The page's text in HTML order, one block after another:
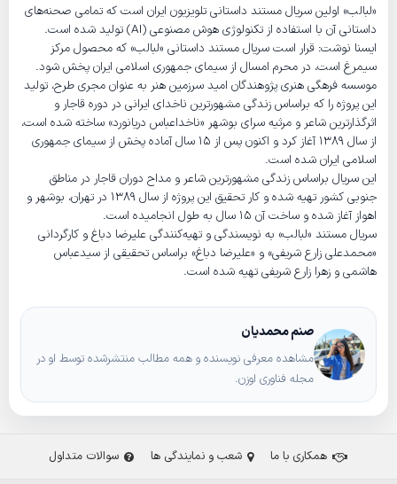
«لبالب» اولین سریال مستند داستانی تلویزیون ایران است که تمامی صحنه‌های
داستانی آن با استفاده از تکنولوژی هوش مصنوعی (AI) تولید شده است.
ایسنا نوشت: قرار است سریال مستند داستانی «لبالب» که محصول مرکز
سیمرغ است، در محرم امسال از سیمای جمهوری اسلامی ایران پخش شود.
موسسه فرهگی هنری پژوهندگان امید سرزمین هنر به عنوان مجری طرح، تولید
این پروژه را که براساس زندگی مشهورترین ناخدای ایرانی در دوره قاجار و
اثرگذارترین شاعر و مرثیه سرای بوشهر «ناخداعباس دریانورد» ساخته شده است،
از سال ۱۳۸۹ آغاز کرد و اکنون پس از ۱۵ سال آماده پخش از سیمای جمهوری
اسلامی ایران شده است.
این سریال براساس زندگی مشهورترین شاعر و مداح دوران قاجار در مناطق
جنوبی کشور تهیه شده و کار تحقیق این پروژه از سال ۱۳۸۹ در تهران، بوشهر و
اهواز آغاز شده و ساخت آن ۱۵ سال به طول انجامیده است.
سریال مستند «لبالب» به نویسندگی و تهیه‌کنندگی علیرضا دباغ و کارگردانی
«محمدعلی زارع شریفی» و «علیرضا دباغ» براساس تحقیقی از سیدعباس
هاشمی و زهرا زارع شریفی تهیه شده است.
صنم محمدیان
مشاهده معرفی نویسنده و همه مطالب منتشرشده توسط او در
مجله فناوری اوزن.
همکاری با ما شعب و نمایندگی ها سوالات متداول